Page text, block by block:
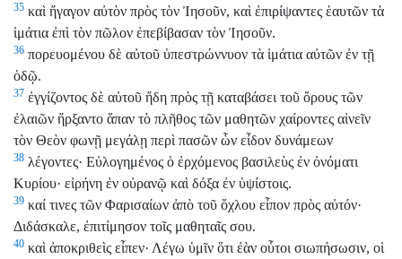
35 καὶ ἤγαγον αὐτὸν πρὸς τὸν Ἰησοῦν, καὶ ἐπιρίψαντες ἑαυτῶν τὰ
ἱμάτια ἐπὶ τὸν πῶλον ἐπεβίβασαν τὸν Ἰησοῦν.
36 πορευομένου δὲ αὐτοῦ ὑπεστρώννυον τὰ ἱμάτια αὐτῶν ἐν τῇ
ὁδῷ.
37 ἐγγίζοντος δὲ αὐτοῦ ἤδη πρὸς τῇ καταβάσει τοῦ ὄρους τῶν
ἐλαιῶν ἤρξαντο ἅπαν τὸ πλῆθος τῶν μαθητῶν χαίροντες αἰνεῖν
τὸν Θεὸν φωνῇ μεγάλῃ περὶ πασῶν ὧν εἶδον δυνάμεων
38 λέγοντες· Εὐλογημένος ὁ ἐρχόμενος βασιλεὺς ἐν ὀνόματι
Κυρίου· εἰρήνη ἐν οὐρανῷ καὶ δόξα ἐν ὑψίστοις.
39 καί τινες τῶν Φαρισαίων ἀπὸ τοῦ ὄχλου εἶπον πρὸς αὐτόν·
Διδάσκαλε, ἐπιτίμησον τοῖς μαθηταῖς σου.
40 καὶ ἀποκριθεὶς εἶπεν· Λέγω ὑμῖν ὅτι ἐὰν οὗτοι σιωπήσωσιν, οἱ